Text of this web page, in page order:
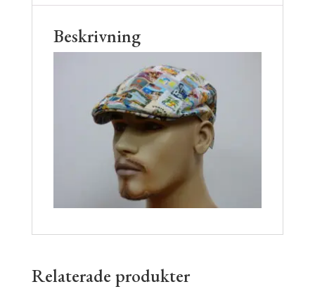
Beskrivning
Relaterade produkter